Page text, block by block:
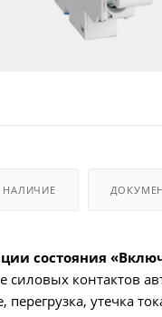
НАЛИЧИЕ
состояния
силовых контактов
перегрузка, утечка